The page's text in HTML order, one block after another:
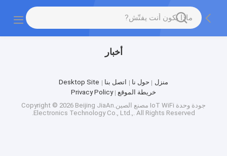
أخبار
منزل حول نا اتصل بنا
Desktop Site
خريطة الموقع
Privacy Policy
جودة وحدة IoT WiFi
مصنع الصين.Copyright © 2026 Beijing JiaAn
Electronics Technology Co., Ltd.,. All Rights Reserved.